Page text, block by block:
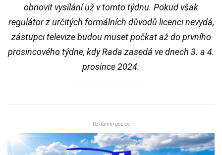
obnovit vysílání už v tomto týdnu. Pokud však
regulátor z určitých formálních důvodů licenci nevydá,
zástupci televize budou muset počkat až do prvního
prosincového týdne, kdy Rada zasedá ve dnech 3. a 4.
prosince 2024.
- Reklamní pozice -